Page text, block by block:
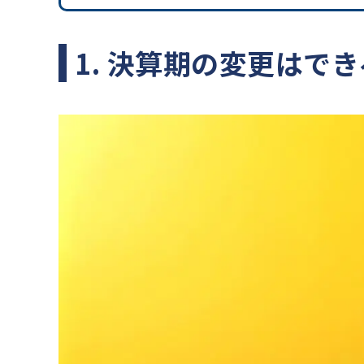
1. 決算期の変更はで